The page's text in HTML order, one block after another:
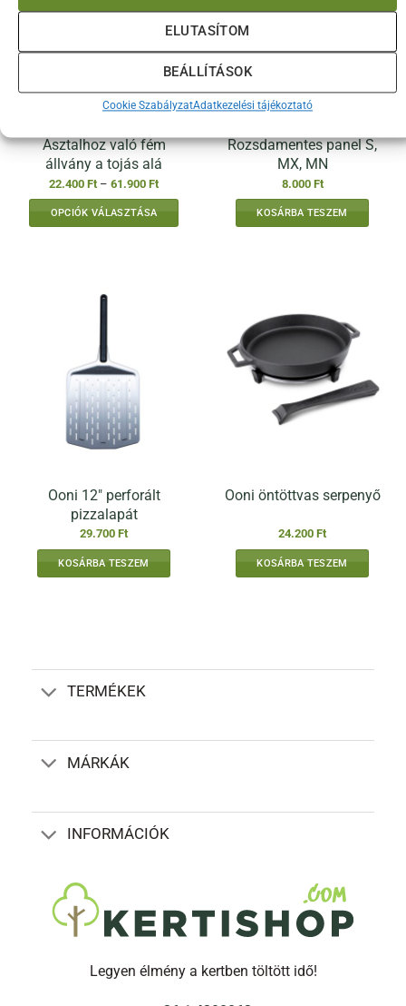
ELUTASÍTOM
BEÁLLÍTÁSOK
Cookie SzabályzatAdatkezelési tájékoztató
Asztalhoz való fém
állvány a tojás alá
22.400 Ft – 61.900 FtÁrtartomány:
OPCIÓK VÁLASZTÁSA
több
A
változatok
a
termékoldalon
választhatók
ki
Rozsdamentes panel S,
MX, MN
8.000 Ft
KOSÁRBA TESZEM
Ooni 12″ perforált
pizzalapát
29.700 Ft
KOSÁRBA TESZEM
Ooni öntöttvas serpenyő
24.200 Ft
KOSÁRBA TESZEM
TERMÉKEK
MÁRKÁK
INFORMÁCIÓK
Legyen élmény a kertben töltött idő!